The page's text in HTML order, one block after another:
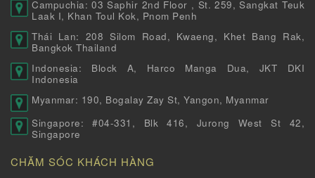
Campuchia: 03 Saphir 2nd Floor , St. 259, Sangkat Teuk
Laak I, Khan Toul Kok, Pnom Penh
Thái Lan: 208 Silom Road, Kwaeng, Khet Bang Rak,
Bangkok Thailand
Indonesia: Block A, Harco Manga Dua, JKT DKI
Indonesia
Myanmar: 190, Bogalay Zay St, Yangon, Myanmar
Singapore: #04-331, Blk 416, Jurong West St 42,
Singapore
CHĂM SÓC KHÁCH HÀNG